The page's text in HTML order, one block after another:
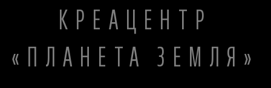
КРЕАЦЕНТР
«ПЛАНЕТА ЗЕМЛЯ»